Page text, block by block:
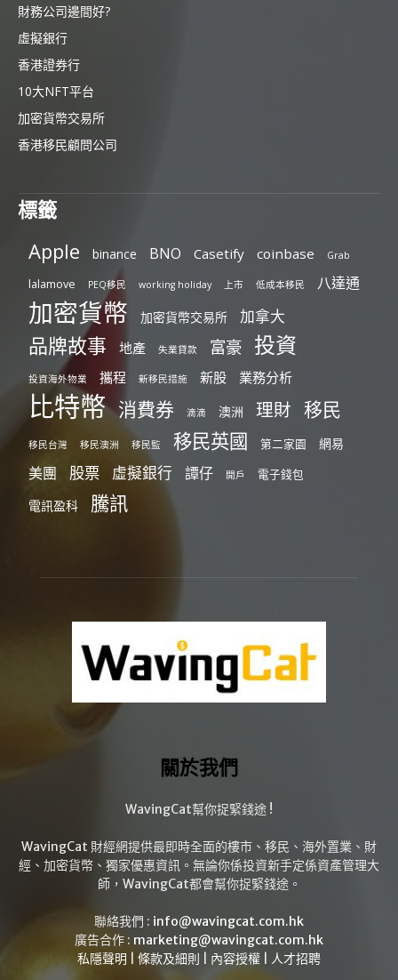
財務公司邊間好?
虛擬銀行
香港證券行
10大NFT平台
加密貨幣交易所
香港移民顧問公司
標籤
Apple binance BNO Casetify coinbase Grab
lalamove PEQ移民 working holiday 上市 低成本移民 八達通
加密貨幣 加密貨幣交易所 加拿大
品牌故事 地產 失業貸款 富豪 投資
投資海外物業 攜程 新移民措施 新股 業務分析
比特幣 消費券 滴滴 澳洲 理財 移民
移民台灣 移民澳洲 移民監 移民英國 第二家園 網易
美團 股票 虛擬銀行 譚仔 開戶 電子錢包
電訊盈科 騰訊
關於我們
WavingCat幫你捉緊錢途 !
WavingCat 財經網提供最即時全面的樓市、移民、海外置業、財
經、加密貨幣、獨家優惠資訊。無論你係投資新手定係資產管理大
師，WavingCat都會幫你捉緊錢途。
聯絡我們 : info@wavingcat.com.hk
廣告合作 : marketing@wavingcat.com.hk
私隱聲明
條款及細則 內容授權 人才招聘